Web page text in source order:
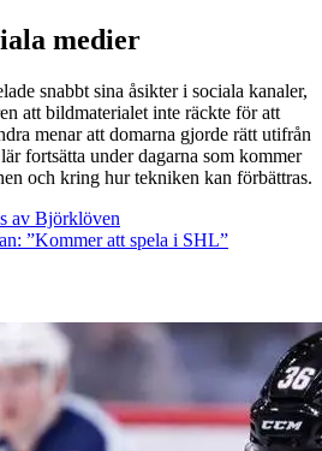
medier
snabbt sina åsikter i sociala kanaler,
att bildmaterialet inte räckte för att
menar att domarna gjorde rätt utifrån
fortsätta under dagarna som kommer
och kring hur tekniken kan förbättras.
av Björklöven
”Kommer att spela i SHL”